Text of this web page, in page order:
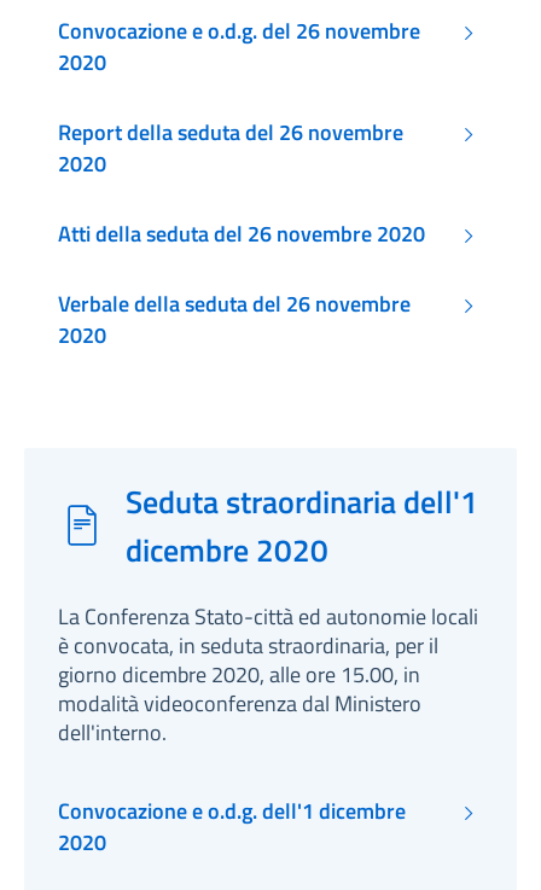
Convocazione e o.d.g. del 26 novembre
2020
Report della seduta del 26 novembre
2020
Atti della seduta del 26 novembre 2020
Verbale della seduta del 26 novembre
2020
Seduta straordinaria dell'1
dicembre 2020
La Conferenza Stato-città ed autonomie locali
è convocata, in seduta straordinaria, per il
giorno dicembre 2020, alle ore 15.00, in
modalità videoconferenza dal Ministero
dell'interno.
Convocazione e o.d.g. dell'1 dicembre
2020